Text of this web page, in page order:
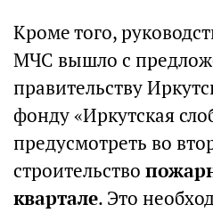
Кроме того,
МЧС вышло с
правительству
фонду «Иркутская
предусмотреть во
строительство
квартале. Это